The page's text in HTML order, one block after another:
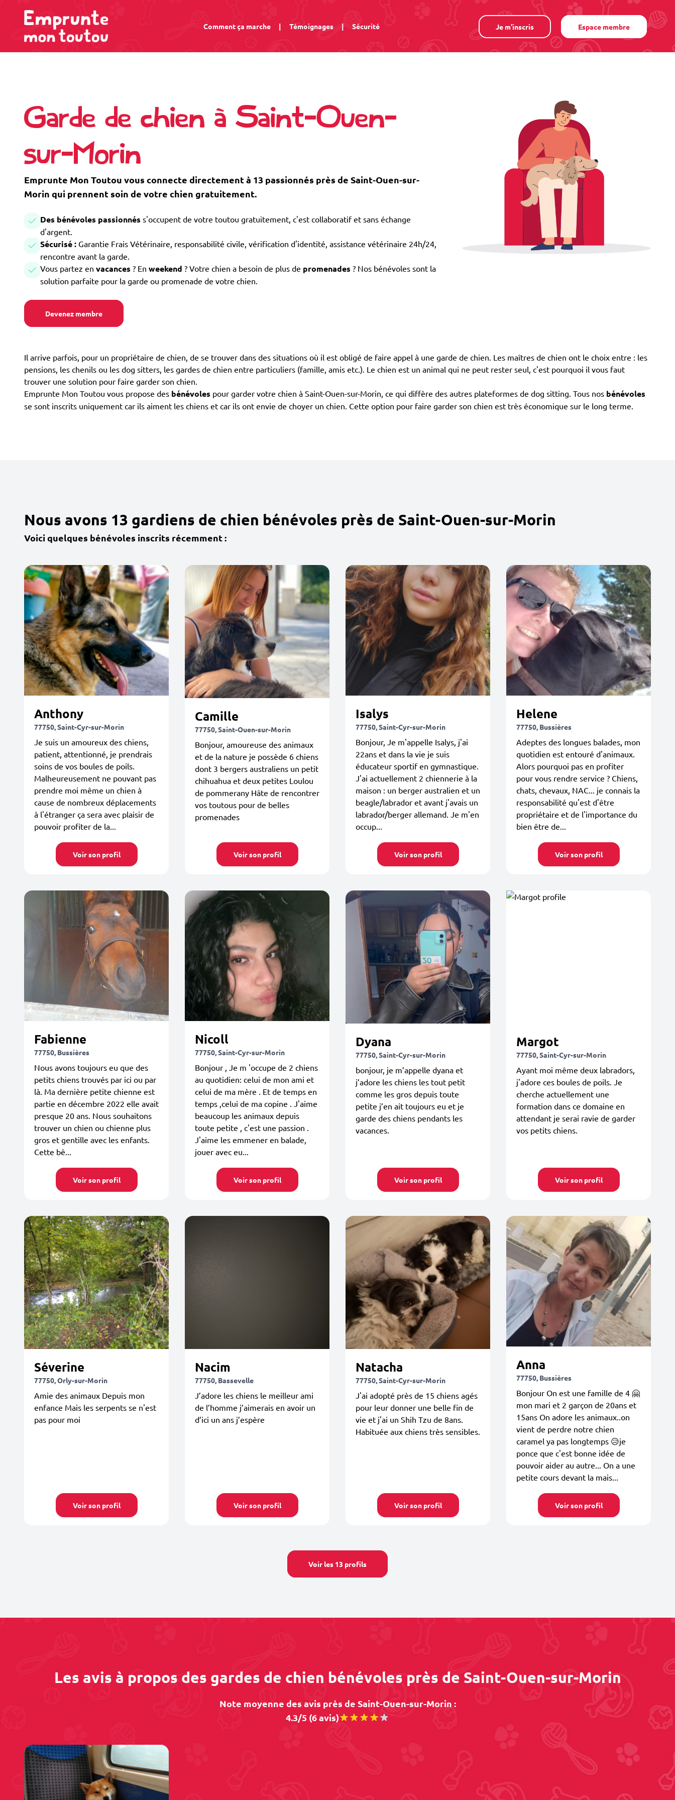
Comment ça marche | Témoignages | Sécurité Je m'inscris Espace membre
Garde de chien à Saint-Ouen-
sur-Morin
Emprunte Mon Toutou vous connecte directement à 13 passionnés près de Saint-Ouen-sur-
Morin qui prennent soin de votre chien gratuitement.
Des bénévoles passionnés s'occupent de votre toutou gratuitement, c'est collaboratif et sans échange
d'argent.
Sécurisé : Garantie Frais Vétérinaire, responsabilité civile, vérification d'identité, assistance vétérinaire 24h/24,
rencontre avant la garde.
Vous partez en vacances ? En weekend ? Votre chien a besoin de plus de promenades ? Nos bénévoles sont la
solution parfaite pour la garde ou promenade de votre chien.
Devenez membre
Il arrive parfois, pour un propriétaire de chien, de se trouver dans des situations où il est obligé de faire appel à une garde de chien. Les maîtres de chien ont le choix entre : les
pensions, les chenils ou les dog sitters, les gardes de chien entre particuliers (famille, amis etc.). Le chien est un animal qui ne peut rester seul, c'est pourquoi il vous faut
trouver une solution pour faire garder son chien.
Emprunte Mon Toutou vous propose des bénévoles pour garder votre chien à Saint-Ouen-sur-Morin, ce qui diffère des autres plateformes de dog sitting. Tous nos bénévoles
se sont inscrits uniquement car ils aiment les chiens et car ils ont envie de choyer un chien. Cette option pour faire garder son chien est très économique sur le long terme.
Nous avons 13 gardiens de chien bénévoles près de Saint-Ouen-sur-Morin
Voici quelques bénévoles inscrits récemment :
Anthony
77750, Saint-Cyr-sur-Morin
Je suis un amoureux des chiens,
patient, attentionné, je prendrais
soins de vos boules de poils.
Malheureusement ne pouvant pas
prendre moi même un chien à
cause de nombreux déplacements
à l'étranger ça sera avec plaisir de
pouvoir profiter de la...
Voir son profil
Camille
77750, Saint-Ouen-sur-Morin
Bonjour, amoureuse des animaux
et de la nature je possède 6 chiens
dont 3 bergers australiens un petit
chihuahua et deux petites Loulou
de pommerany Hâte de rencontrer
vos toutous pour de belles
promenades
Voir son profil
Isalys
77750, Saint-Cyr-sur-Morin
Bonjour, Je m'appelle Isalys, j'ai
22ans et dans la vie je suis
éducateur sportif en gymnastique.
J'ai actuellement 2 chiennerie à la
maison : un berger australien et un
beagle/labrador et avant j'avais un
labrador/berger allemand. Je m'en
occup...
Voir son profil
Helene
77750, Bussières
Adeptes des longues balades, mon
quotidien est entouré d'animaux.
Alors pourquoi pas en profiter
pour vous rendre service ? Chiens,
chats, chevaux, NAC... je connais la
responsabilité qu'est d'être
propriétaire et de l'importance du
bien être de...
Voir son profil
Fabienne
77750, Bussières
Nous avons toujours eu que des
petits chiens trouvés par ici ou par
là. Ma dernière petite chienne est
partie en décembre 2022 elle avait
presque 20 ans. Nous souhaitons
trouver un chien ou chienne plus
gros et gentille avec les enfants.
Cette bê...
Voir son profil
Nicoll
77750, Saint-Cyr-sur-Morin
Bonjour , Je m 'occupe de 2 chiens
au quotidien: celui de mon ami et
celui de ma mère . Et de temps en
temps ,celui de ma copine . J'aime
beaucoup les animaux depuis
toute petite , c'est une passion .
J'aime les emmener en balade,
jouer avec eu...
Voir son profil
Dyana
77750, Saint-Cyr-sur-Morin
bonjour, je m’appelle dyana et
j’adore les chiens les tout petit
comme les gros depuis toute
petite j’en ait toujours eu et je
garde des chiens pendants les
vacances.
Voir son profil
Margot
77750, Saint-Cyr-sur-Morin
Ayant moi même deux labradors,
j'adore ces boules de poils. Je
cherche actuellement une
formation dans ce domaine en
attendant je serai ravie de garder
vos petits chiens.
Voir son profil
Séverine
77750, Orly-sur-Morin
Amie des animaux Depuis mon
enfance Mais les serpents se n'est
pas pour moi
Voir son profil
Nacim
77750, Bassevelle
J’adore les chiens le meilleur ami
de l’homme j’aimerais en avoir un
d’ici un ans j’espère
Voir son profil
Natacha
77750, Saint-Cyr-sur-Morin
J'ai adopté près de 15 chiens agés
pour leur donner une belle fin de
vie et j'ai un Shih Tzu de 8ans.
Habituée aux chiens très sensibles.
Voir son profil
Anna
77750, Bussières
Bonjour On est une famille de 4 🤗
mon mari et 2 garçon de 20ans et
15ans On adore les animaux..on
vient de perdre notre chien
caramel ya pas longtemps 😥je
ponce que c'est bonne idée de
pouvoir aider au autre... On a une
petite cours devant la mais...
Voir son profil
Voir les 13 profils
Les avis à propos des gardes de chien bénévoles près de Saint-Ouen-sur-Morin
Note moyenne des avis près de Saint-Ouen-sur-Morin :
4.3/5 (6 avis)